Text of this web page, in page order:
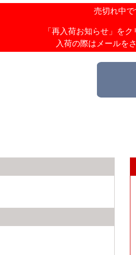
売切れ中で
「再入荷お知らせ」を
入荷の際はメールを